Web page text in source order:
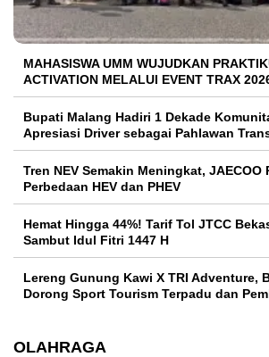
MAHASISWA UMM WUJUDKAN
ACTIVATION MELALUI EVENT TRAX
Bupati Malang Hadiri 1 Dekade
Apresiasi Driver sebagai Pahlawan
Tren NEV Semakin Meningkat, JAECOO
Perbedaan HEV dan PHEV
Hemat Hingga 44%! Tarif Tol JTCC
Sambut Idul Fitri 1447 H
Lereng Gunung Kawi X TRI Adventure,
Dorong Sport Tourism Terpadu dan
OLAHRAGA